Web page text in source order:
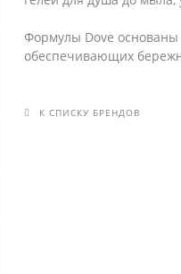
Формулы Dove основаны
обеспечивающих
К СПИСКУ БРЕНДОВ